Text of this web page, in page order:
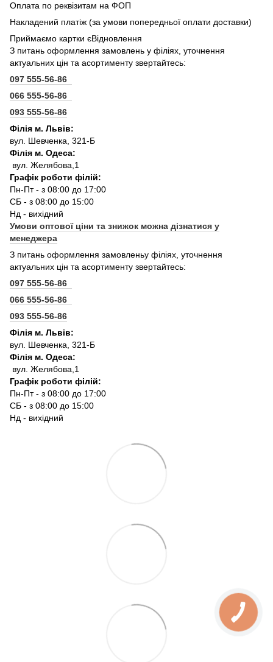
Оплата по реквізитам на ФОП
Накладений платіж (за умови попередньої оплати доставки)
Приймаємо картки єВідновлення
З питань оформлення замовлень у філіях, уточнення
актуальних цін та асортименту звертайтесь:
097 555-56-86
066 555-56-86
093 555-56-86
Філія м. Львів:
вул. Шевченка, 321-Б
Філія м. Одеса:
вул. Желябова,1
Графік роботи філій:
Пн-Пт - з 08:00 до 17:00
СБ - з 08:00 до 15:00
Нд - вихідний
Умови оптової ціни та знижок можна дізнатися у
менеджера
З питань оформлення замовленьу філіях, уточнення
актуальних цін та асортименту звертайтесь:
097 555-56-86
066 555-56-86
093 555-56-86
Філія м. Львів:
вул. Шевченка, 321-Б
Філія м. Одеса:
вул. Желябова,1
Графік роботи філій:
Пн-Пт - з 08:00 до 17:00
СБ - з 08:00 до 15:00
Нд - вихідний